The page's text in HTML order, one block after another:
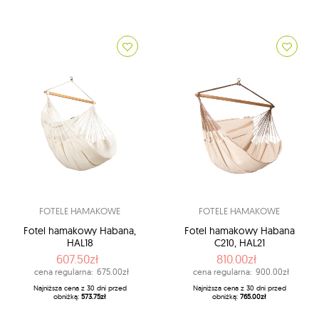
FOTELE HAMAKOWE
Fotel hamakowy Habana,
HAL18
607.50zł
cena regularna: 675.00zł
Najniższa cena z 30 dni przed
obniżką: 573.75zł
FOTELE HAMAKOWE
Fotel hamakowy Habana
C210, HAL21
810.00zł
cena regularna: 900.00zł
Najniższa cena z 30 dni przed
obniżką: 765.00zł